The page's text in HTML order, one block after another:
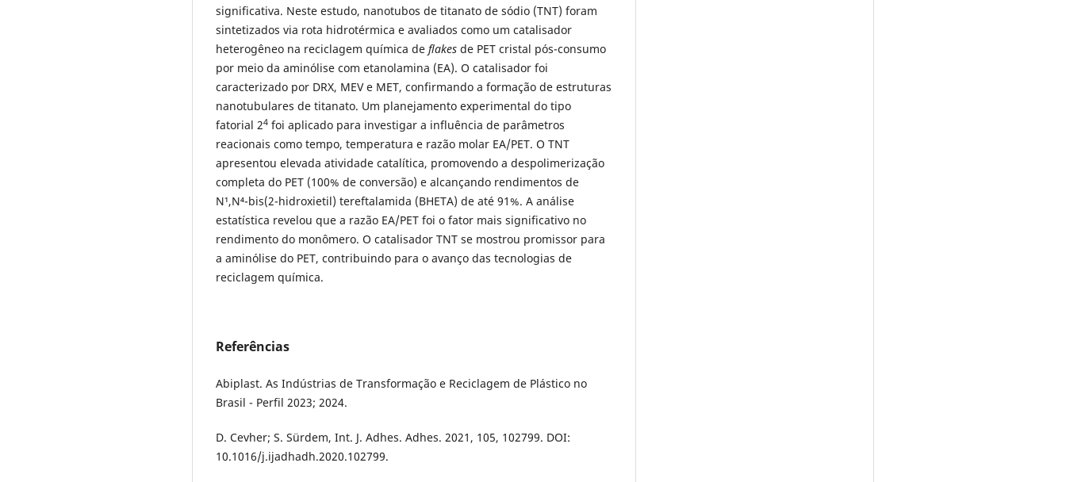
significativa. Neste estudo, nanotubos de titanato de sódio (TNT) foram
sintetizados via rota hidrotérmica e avaliados como um catalisador
heterogêneo na reciclagem química de flakes de PET cristal pós-consumo
por meio da aminólise com etanolamina (EA). O catalisador foi
caracterizado por DRX, MEV e MET, confirmando a formação de estruturas
nanotubulares de titanato. Um planejamento experimental do tipo
fatorial 24 foi aplicado para investigar a influência de parâmetros
reacionais como tempo, temperatura e razão molar EA/PET. O TNT
apresentou elevada atividade catalítica, promovendo a despolimerização
completa do PET (100% de conversão) e alcançando rendimentos de
N¹,N⁴-bis(2-hidroxietil) tereftalamida (BHETA) de até 91%. A análise
estatística revelou que a razão EA/PET foi o fator mais significativo no
rendimento do monômero. O catalisador TNT se mostrou promissor para
a aminólise do PET, contribuindo para o avanço das tecnologias de
reciclagem química.
Referências
Abiplast. As Indústrias de Transformação e Reciclagem de Plástico no
Brasil - Perfil 2023; 2024.
D. Cevher; S. Sürdem, Int. J. Adhes. Adhes. 2021, 105, 102799. DOI:
10.1016/j.ijadhadh.2020.102799.